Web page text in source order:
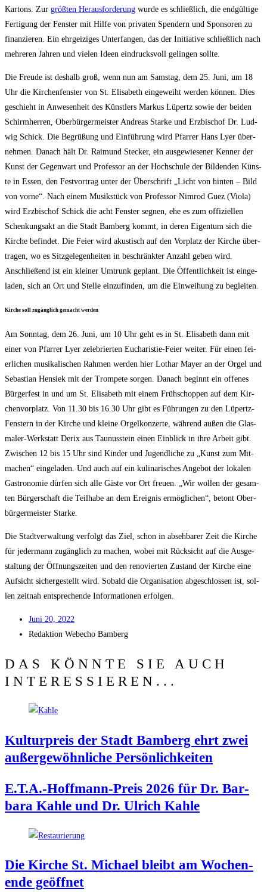
Kar­tons. Zur größ­ten Her­aus­for­de­rung wur­de es schließ­lich, die end­gül­ti­ge
Fer­ti­gung der Fens­ter mit Hil­fe von pri­va­ten Spen­dern und Spon­so­ren zu
finan­zie­ren. Ein ehr­gei­zi­ges Unter­fan­gen, das der Initia­ti­ve schließ­lich nach
meh­re­ren Jah­ren und vie­len Ideen ein­drucks­voll gelin­gen sollte.
Die Freu­de ist des­halb groß, wenn nun am Sams­tag, dem 25. Juni, um 18
Uhr die Kir­chen­fens­ter von St. Eli­sa­beth ein­ge­weiht wer­den kön­nen. Dies
geschieht in Anwe­sen­heit des Künst­lers Mar­kus Lüpertz sowie der bei­den
Schirm­her­ren, Ober­bür­ger­meis­ter Andre­as Star­ke und Erz­bi­schof Dr. Lud­
wig Schick. Die Begrü­ßung und Ein­füh­rung wird Pfar­rer Hans Lyer über­
neh­men. Danach hält Dr. Rai­mund Ste­cker, ein aus­ge­wie­se­ner Ken­ner der
Kunst der Gegen­wart und Pro­fes­sor an der Hoch­schu­le der Bil­den­den Küns­
te in Essen, den Fest­vor­trag unter der Über­schrift „Licht von hin­ten – Bild
von vor­ne“. Nach einem Musik­stück von Pro­fes­sor Nim­rod Guez (Vio­la)
wird Erz­bi­schof Schick die acht Fens­ter seg­nen, ehe es zum offi­zi­el­len
Schen­kungs­akt an die Stadt Bam­berg kommt, in deren Eigen­tum sich die
Kir­che befin­det. Die Fei­er wird akus­tisch auf den Vor­platz der Kir­che über­
tra­gen, wo es Sitz­ge­le­gen­hei­ten in beschränk­ter Anzahl geben wird.
Anschlie­ßend ist ein klei­ner Umtrunk geplant. Die Öffent­lich­keit ist ein­ge­
la­den, sich an Ort und Stel­le ein­zu­fin­den, um die Ein­wei­hung zu begleiten.
Kir­che soll zugäng­lich gemacht werden
Am Sonn­tag, dem 26. Juni, um 10 Uhr geht es in St. Eli­sa­beth dann mit
einer von Pfar­rer Lyer zele­brier­ten Eucha­ris­tie-Fei­er wei­ter. Für einen fei­
er­li­chen musi­ka­li­schen Rah­men wer­den hier Lothar May­er an der Orgel und
Sebas­ti­an Hen­siek mit der Trom­pe­te sor­gen. Danach beginnt ein offe­nes
Bür­ger­fest in und um St. Eli­sa­beth mit einem Früh­schop­pen auf dem Kir­
chen­vor­platz. Von 11.30 bis 16.30 Uhr gibt es Füh­run­gen zu den Lüpertz-
Fens­tern in der Kir­che und klei­ne Orgel­kon­zer­te, wäh­rend außen die Glas­
ma­ler-Werk­statt Derix aus Tau­nus­stein einen Ein­blick in ihre Arbeit gibt.
Zwi­schen 12 bis 15 Uhr sind Kin­der und Jugend­li­che zu „Kunst zum Mit­
ma­chen“ ein­ge­la­den. Und auch auf ein kuli­na­ri­sches Ange­bot der loka­len
Gas­tro­no­mie dür­fen sich alle Gäs­te vor Ort freu­en. „Wir wol­len der gesam­
ten Bür­ger­schaft die Teil­ha­be an dem Ereig­nis ermög­li­chen“, betont Ober­
bür­ger­meis­ter Starke.
Die Stadt­ver­wal­tung ver­folgt das Ziel, schon in abseh­ba­rer Zeit die Kir­che
für jeder­mann zugäng­lich zu machen, wobei mit Rück­sicht auf die Aus­ge­
stal­tung der Öff­nungs­zei­ten und den reno­vier­ten Zustand der Kir­che eine
Auf­sicht sicher­ge­stellt wird. Sobald die Orga­ni­sa­ti­on abge­schlos­sen ist, sol­
len zeit­nah ent­spre­chen­de Infor­ma­tio­nen erfolgen.
Juni 20, 2022
Redak­ti­on Web­echo Bamberg
DAS KÖNNTE SIE AUCH
INTERESSIEREN...
Kul­tur­preis der Stadt Bam­berg ehrt zwei
außer­ge­wöhn­li­che Persönlichkeiten
E.T.A.-Hoffmann-Preis 2026 für Dr. Bar­
ba­ra Kah­le und Dr. Ulrich Kahle
Die Kir­che St. Micha­el bleibt am Wochen­
en­de geöffnet